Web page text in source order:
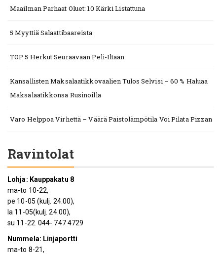
Maailman Parhaat Oluet: 10 Kärki Listattuna
5 Myyttiä Salaattibaareista
TOP 5 Herkut Seuraavaan Peli-Iltaan
Kansallisten Maksalaatikkovaalien Tulos Selvisi – 60 % Haluaa
Maksalaatikkonsa Rusinoilla
Varo Helppoa Virhettä – Väärä Paistolämpötila Voi Pilata Pizzan
Ravintolat
Lohja: Kauppakatu 8
ma-to 10-22,
pe 10-05 (kulj. 24.00),
la 11-05(kulj. 24.00),
su 11-22. 044- 747 4729
Nummela: Linjaportti
ma-to 8-21,